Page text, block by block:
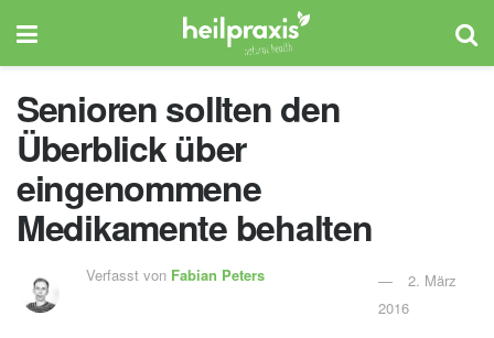
Senioren sollten den
Überblick über
eingenommene
Medikamente behalten
Verfasst von Fabian Peters
2. März
2016